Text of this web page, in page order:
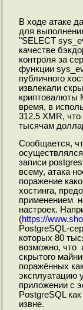
В ходе атаке
для
"SELECT
качестве
контроля за
функции
публичного
извлекали
криптовалюты
время, в
312.5 XMR, что
тысячам
Сообщается,
записи
всему, атака
поражение
хостинга,
применением
настроек.
(https://
PostgreSQL-
которых 80
возможно, что
скрытого
поражённых
эксплуатацию
приложении с
PostgreSQL
извне.